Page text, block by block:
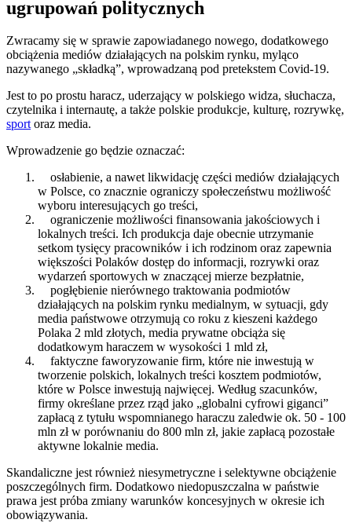
ugrupowań politycznych
Zwracamy się w sprawie zapowiadanego nowego, dodatkowego
obciążenia mediów działających na polskim rynku, myląco
nazywanego „składką”, wprowadzaną pod pretekstem Covid-19.
Jest to po prostu haracz, uderzający w polskiego widza, słuchacza,
czytelnika i internautę, a także polskie produkcje, kulturę, rozrywkę,
sportoraz media.
Wprowadzenie go będzie oznaczać:
osłabienie, a nawet likwidację części mediów działających
w Polsce, co znacznie ograniczy społeczeństwu możliwość
wyboru interesujących go treści,
ograniczenie możliwości finansowania jakościowych i
lokalnych treści. Ich produkcja daje obecnie utrzymanie
setkom tysięcy pracowników i ich rodzinom oraz zapewnia
większości Polaków dostęp do informacji, rozrywki oraz
wydarzeń sportowych w znaczącej mierze bezpłatnie,
pogłębienie nierównego traktowania podmiotów
działających na polskim rynku medialnym, w sytuacji, gdy
media państwowe otrzymują co roku z kieszeni każdego
Polaka 2 mld złotych, media prywatne obciąża się
dodatkowym haraczem w wysokości 1 mld zł,
faktyczne faworyzowanie firm, które nie inwestują w
tworzenie polskich, lokalnych treści kosztem podmiotów,
które w Polsce inwestują najwięcej. Według szacunków,
firmy określane przez rząd jako „globalni cyfrowi giganci”
zapłacą z tytułu wspomnianego haraczu zaledwie ok. 50 - 100
mln zł w porównaniu do 800 mln zł, jakie zapłacą pozostałe
aktywne lokalnie media.
Skandaliczne jest również niesymetryczne i selektywne obciążenie
poszczególnych firm. Dodatkowo niedopuszczalna w państwie
prawa jest próba zmiany warunków koncesyjnych w okresie ich
obowiązywania.